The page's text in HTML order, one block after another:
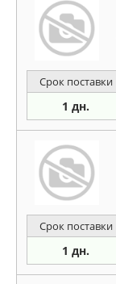
Срок поставки
1 дн.
Срок поставки
1 дн.